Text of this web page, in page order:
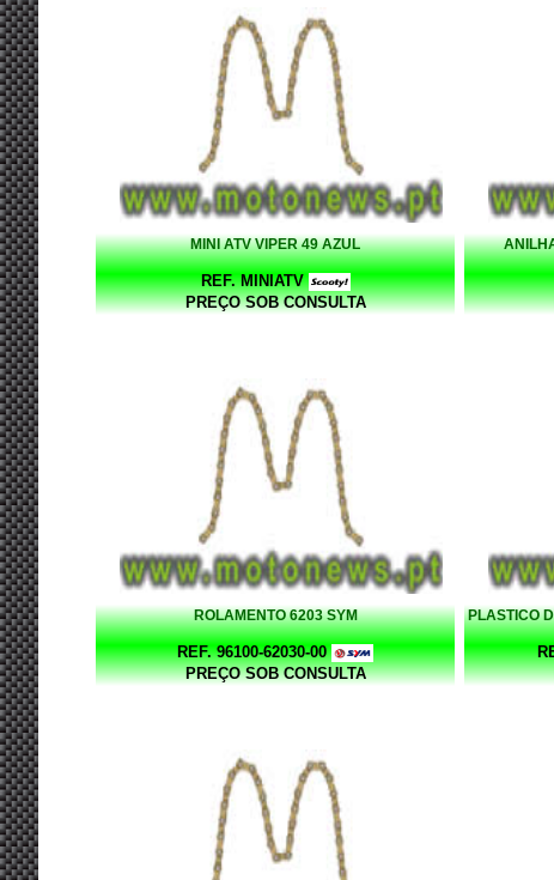
MINI ATV VIPER 49 AZUL
REF. MINIATV
PREÇO SOB CONSULTA
ROLAMENTO 6203 SYM
REF. 96100-62030-00
PREÇO SOB CONSULTA
PLASTICO